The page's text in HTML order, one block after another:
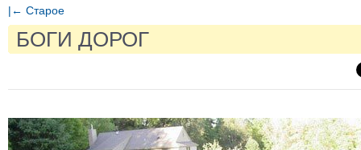
|← Старое
БОГИ ДОРОГ